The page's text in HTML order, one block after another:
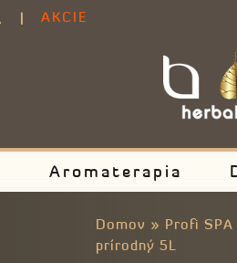
AKCIE
Aromaterapia
Domov » Profi SPA
prírodný 5L